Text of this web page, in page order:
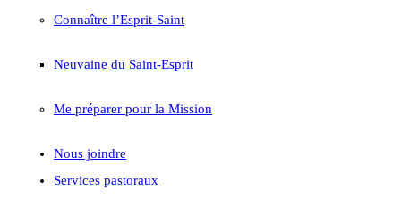
Connaître l’Esprit-Saint
Neuvaine du Saint-Esprit
Me préparer pour la Mission
Nous joindre
Services pastoraux